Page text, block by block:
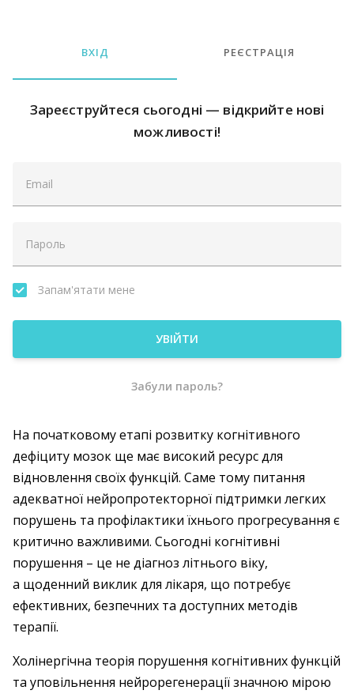
ВХІД РЕЄСТРАЦІЯ
Зареєструйтеся сьогодні — відкрийте нові
можливості!
Запам'ятати мене
УВІЙТИ
Забули пароль?
На початковому етапі розвитку когнітивного
дефіциту мозок ще має високий ресурс для
відновлення своїх функцій. Саме тому питання
адекватної нейропротекторної підтримки легких
порушень та профілактики їхнього прогресування є
критично важливими. Сьогодні когнітивні
порушення – це не діагноз літнього віку,
а щоденний виклик для лікаря, що потребує
ефективних, безпечних та доступних методів
терапії.
Холінергічна теорія порушення когнітивних функцій
та уповільнення нейрорегенерації значною мірою